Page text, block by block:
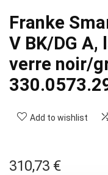
Franke
V BK/DG A,
verre noir/
Add to wishlist
310,73 €